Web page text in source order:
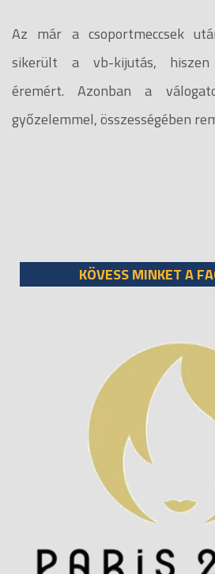
Az már a csoportmeccsek
sikerült a vb-kijutás,
éremért. Azonban a
győzelemmel, összességében
KÖVESS MINKET A